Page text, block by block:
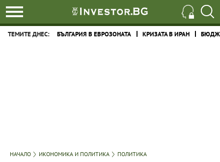
ТЕМИТЕ ДНЕС: БЪЛГАРИЯ В ЕВРОЗОНАТА КРИЗАТА В ИРАН
НАЧАЛО ИКОНОМИКА И ПОЛИТИКА ПОЛИТИКА